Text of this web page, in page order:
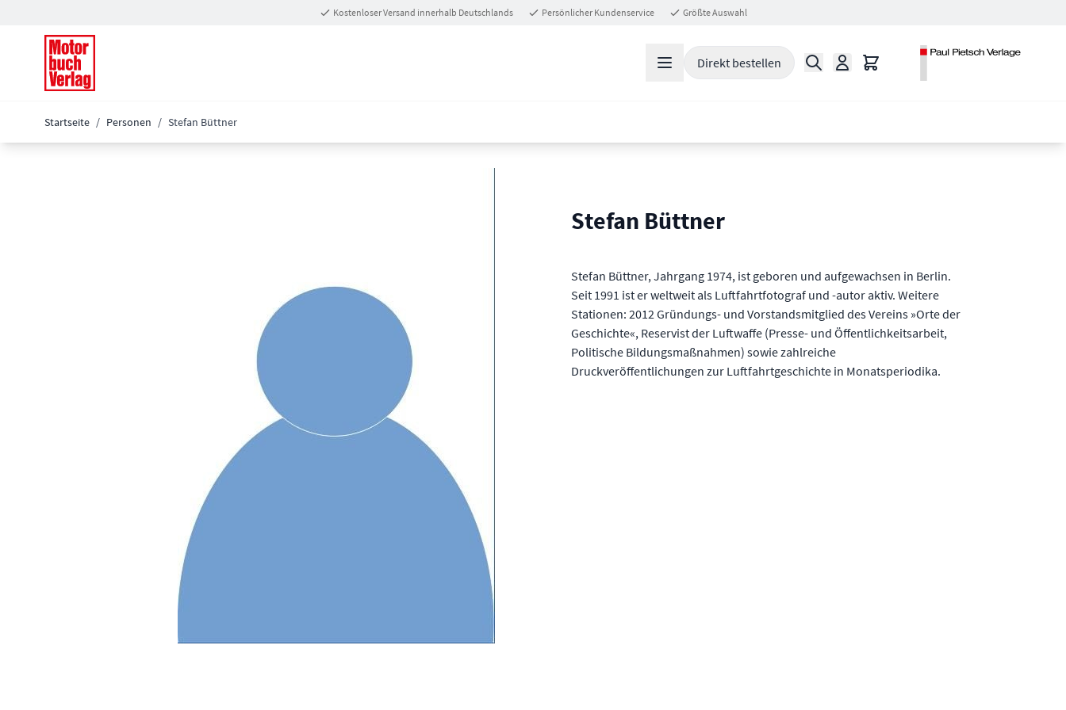
Kostenloser Versand innerhalb Deutschlands Persönlicher Kundenservice Größte Auswahl
Direkt bestellen Suche Warenkorb
Startseite / Personen / Stefan Büttner
Stefan Büttner
Stefan Büttner, Jahrgang 1974, ist geboren und aufgewachsen in Berlin.
Seit 1991 ist er weltweit als Luftfahrtfotograf und -autor aktiv. Weitere
Stationen: 2012 Gründungs- und Vorstandsmitglied des Vereins »Orte der
Geschichte«, Reservist der Luftwaffe (Presse- und Öffentlichkeitsarbeit,
Politische Bildungsmaßnahmen) sowie zahlreiche
Druckveröffentlichungen zur Luftfahrtgeschichte in Monatsperiodika.